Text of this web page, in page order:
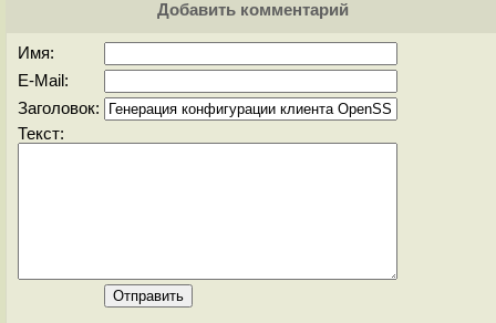
Добавить комментарий
Имя:
E-Mail:
Заголовок:
Текст: